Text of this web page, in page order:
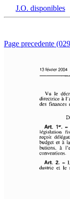
J.O. disponibles
Page precedente